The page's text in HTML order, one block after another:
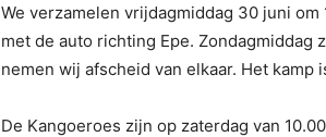
We verzamelen vrijdagmiddag 30 juni
met de auto richting Epe.
nemen wij afscheid van elkaar. Het
De Kangoeroes zijn op zaterdag van